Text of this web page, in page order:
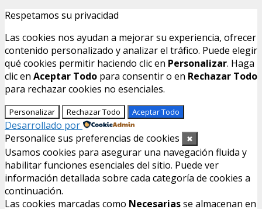
Respetamos su privacidad
Las cookies nos ayudan a mejorar su experiencia, ofrecer
contenido personalizado y analizar el tráfico. Puede elegir
qué cookies permitir haciendo clic en Personalizar. Haga
clic en Aceptar Todo para consentir o en Rechazar Todo
para rechazar cookies no esenciales.
Personalizar Rechazar Todo Aceptar Todo
Desarrollado por
Personalice sus preferencias de cookies
✖
Usamos cookies para asegurar una navegación fluida y
habilitar funciones esenciales del sitio. Puede ver
información detallada sobre cada categoría de cookies a
continuación.
Las cookies marcadas como Necesariasse almacenan en